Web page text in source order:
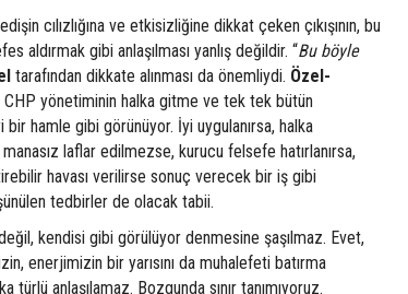
cılızlığına ve etkisizliğine dikkat çeken çıkışının, bu
aldırmak gibi anlaşılması yanlış değildir. “Bu böyle
tarafından dikkate alınması da önemliydi. Özel-
yönetiminin halka gitme ve tek tek bütün
bir hamle gibi görünüyor. İyi uygulanırsa, halka
laflar edilmezse, kurucu felsefe hatırlanırsa,
havası verilirse sonuç verecek bir iş gibi
tedbirler de olacak tabii.
kendisi gibi görülüyor denmesine şaşılmaz. Evet,
enerjimizin bir yarısını da muhalefeti batırma
türlü anlaşılamaz. Bozgunda sınır tanımıyoruz.